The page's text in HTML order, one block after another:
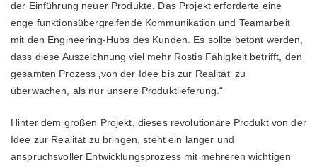
der Einführung neuer Produkte. Das Projekt erforderte eine
enge funktionsübergreifende Kommunikation und Teamarbeit
mit den Engineering-Hubs des Kunden. Es sollte betont werden,
dass diese Auszeichnung viel mehr Rostis Fähigkeit betrifft, den
gesamten Prozess ‚von der Idee bis zur Realität‘ zu
überwachen, als nur unsere Produktlieferung.“
Hinter dem großen Projekt, dieses revolutionäre Produkt von der
Idee zur Realität zu bringen, steht ein langer und
anspruchsvoller Entwicklungsprozess mit mehreren wichtigen